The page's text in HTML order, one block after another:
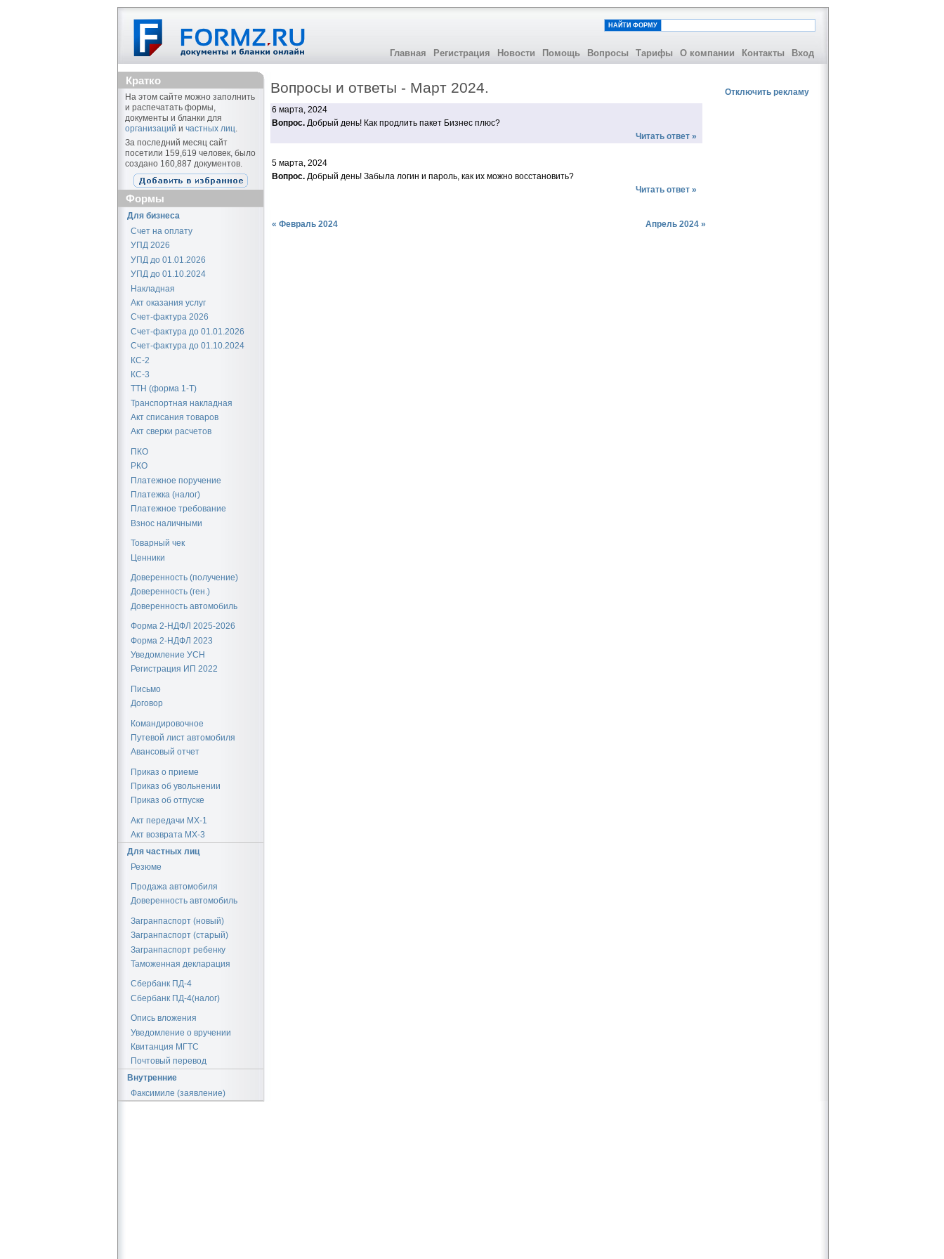
НАЙТИ ФОРМУ
Главная Регистрация Новости Помощь Вопросы Тарифы О компании Контакты Вход
Кратко
На этом сайте можно заполнить
и распечатать формы,
документы и бланки для
организаций и частных лиц.
За последний месяц сайт
посетили 159,619 человек, было
создано 160,887 документов.
Формы
Для бизнеса
Счет на оплату
УПД 2026
УПД до 01.01.2026
УПД до 01.10.2024
Накладная
Акт оказания услуг
Счет-фактура 2026
Счет-фактура до 01.01.2026
Счет-фактура до 01.10.2024
КС-2
КС-3
ТТН (форма 1-Т)
Транспортная накладная
Акт списания товаров
Акт сверки расчетов
ПКО
РКО
Платежное поручение
Платежка (налог)
Платежное требование
Взнос наличными
Товарный чек
Ценники
Доверенность (получение)
Доверенность (ген.)
Доверенность автомобиль
Форма 2-НДФЛ 2025-2026
Форма 2-НДФЛ 2023
Уведомление УСН
Регистрация ИП 2022
Письмо
Договор
Командировочное
Путевой лист автомобиля
Авансовый отчет
Приказ о приеме
Приказ об увольнении
Приказ об отпуске
Акт передачи МХ-1
Акт возврата МХ-3
Для частных лиц
Резюме
Продажа автомобиля
Доверенность автомобиль
Загранпаспорт (новый)
Загранпаспорт (старый)
Загранпаспорт ребенку
Таможенная декларация
Сбербанк ПД-4
Сбербанк ПД-4(налог)
Опись вложения
Уведомление о вручении
Квитанция МГТС
Почтовый перевод
Внутренние
Факсимиле (заявление)
Вопросы и ответы - Март 2024.
6 марта, 2024
Вопрос.Добрый день! Как продлить пакет Бизнес плюс?
Читать ответ »
5 марта, 2024
Вопрос.Добрый день! Забыла логин и пароль, как их можно восстановить?
Читать ответ »
« Февраль 2024 Апрель 2024 »
Отключить рекламу